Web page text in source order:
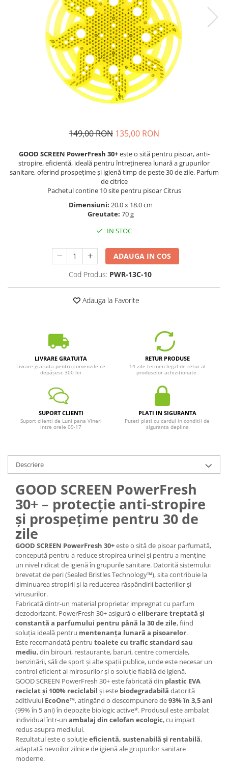
149,00 RON 135,00 RON
GOOD SCREEN PowerFresh 30+este o sită pentru pisoar, anti-
stropire, eficientă, ideală pentru întreținerea lunară a grupurilor
sanitare, oferind prospețime și igienă timp de peste 30 de zile. Parfum
de citrice
Pachetul contine 10 site pentru pisoar Citrus
Dimensiuni: 20.0 x 18.0 cm
Greutate: 70 g
IN STOC
ADAUGA IN COS
Cod Produs: PWR-13C-10
Adauga la Favorite
LIVRARE GRATUITA
Livrare gratuita pentru comenzile ce
depășesc 300 lei
RETUR PRODUSE
14 zile termen legal de retur al
produselor achiziționate.
SUPORT CLIENTI
Suport clienti de Luni pana Vineri
intre orele 09-17
PLATI IN SIGURANTA
Puteti plati cu cardul in conditii de
siguranta deplina
Descriere
GOOD SCREEN PowerFresh
30+ – protecție anti-stropire
și prospețime pentru 30 de
zile
GOOD SCREEN PowerFresh 30+este o sită de pisoar parfumată,
concepută pentru a reduce stropirea urinei și pentru a menține
un nivel ridicat de igienă în grupurile sanitare. Datorită sistemului
brevetat de peri (Sealed Bristles Technology™), sita contribuie la
diminuarea stropirii și la reducerea răspândirii bacteriilor și
virusurilor.
Fabricată dintr-un material proprietar impregnat cu parfum
dezodorizant, PowerFresh 30+ asigură o eliberare treptată și
constantă a parfumului pentru până la 30 de zile, fiind
soluția ideală pentru mentenanța lunară a pisoarelor.
Este recomandată pentru toalete cu trafic standard sau
mediu, din birouri, restaurante, baruri, centre comerciale,
benzinării, săli de sport și alte spații publice, unde este necesar un
control eficient al mirosurilor și o soluție fiabilă de igienă.
GOOD SCREEN PowerFresh 30+ este fabricată din plastic EVA
reciclat și 100% reciclabil și este biodegradabilă datorită
aditivului EcoOne™, atingând o descompunere de93% în 3,5 ani
(99% în 5 ani) în depozite biologic active*. Produsul este ambalat
individual într-un ambalaj din celofan ecologic, cu impact
redus asupra mediului.
Rezultatul este o soluțieeficientă, sustenabilă și rentabilă,
adaptată nevoilor zilnice de igienă ale grupurilor sanitare
moderne.